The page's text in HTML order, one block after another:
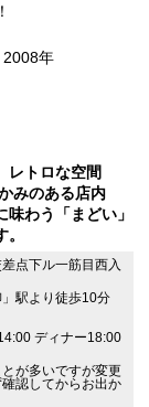
2008年
レトロな空間
みのある店内
わう「まどい」
点下ル一筋目西入
駅より徒歩10分
ディナー18:00
が多いですが変更
認してからお出か